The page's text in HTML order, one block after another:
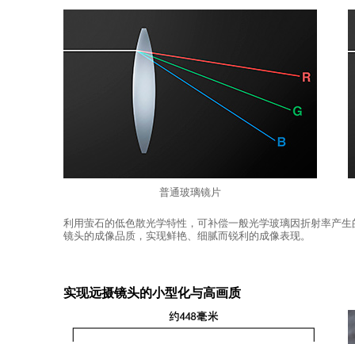
普通玻璃镜片
利用萤石的低色散光学特性，可补偿一般光学玻璃因折射率产
镜头的成像品质，实现鲜艳、细腻而锐利的成像表现。
实现远摄镜头的小型化与高画质